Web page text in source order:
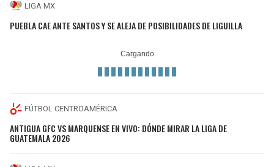
LIGA MX
PUEBLA CAE ANTE SANTOS Y SE ALEJA DE POSIBILIDADES DE LIGUILLA
FÚTBOL CENTROAMÉRICA
ANTIGUA GFC VS MARQUENSE EN VIVO: DÓNDE MIRAR LA LIGA DE
GUATEMALA 2026